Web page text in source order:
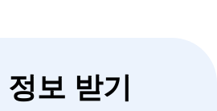
보 받기